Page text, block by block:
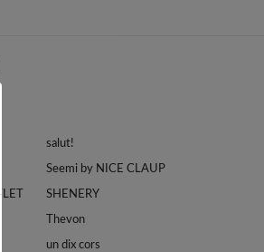
salut!
Seemi by NICE CLAUP
SHENERY
Thevon
un dix cors